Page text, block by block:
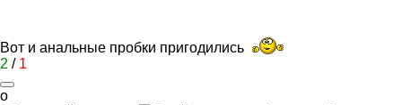
Вот и анальные пробки пригодились
2 / 1
о